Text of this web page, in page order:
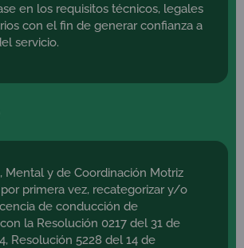
en los requisitos técnicos, legales
con el fin de generar confianza a
servicio.
Mental y de Coordinación Motriz
primera vez, recategorizar y/o
de conducción de
la Resolución 0217 del 31 de
Resolución 5228 del 14 de